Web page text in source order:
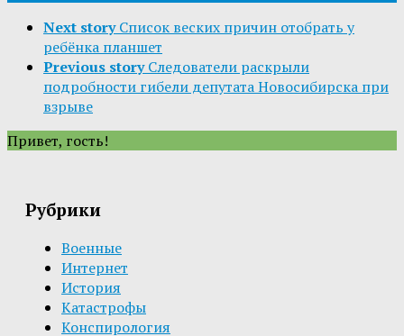
Next story Список веских причин отобрать у
ребёнка планшет
Previous story Следователи раскрыли
подробности гибели депутата Новосибирска при
взрыве
Привет, гость!
Рубрики
Военные
Интернет
История
Катастрофы
Конспирология